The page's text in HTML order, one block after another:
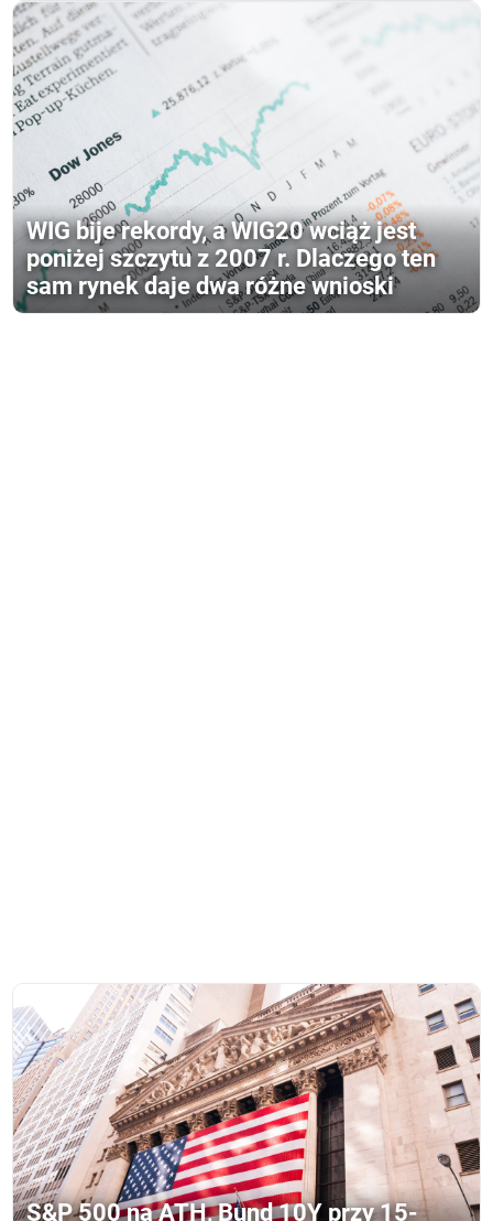
WIG bije rekordy, a WIG20 wciąż jest
poniżej szczytu z 2007 r. Dlaczego ten
sam rynek daje dwa różne wnioski
S&P 500 na ATH, Bund 10Y przy 15-